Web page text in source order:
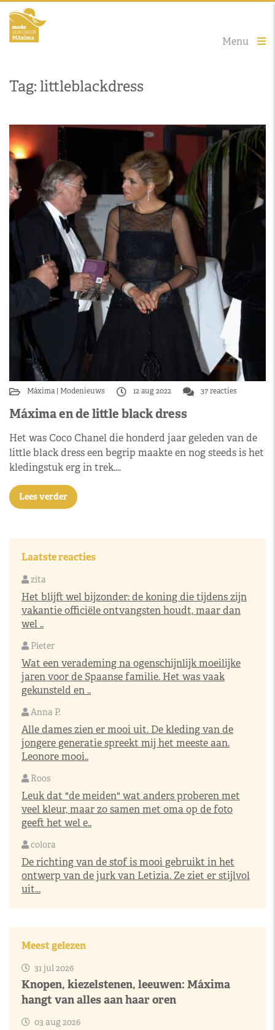
Menu
Tag: littleblackdress
Máxima Modenieuws 12 aug 2022 37 reacties
Máxima en de little black dress
Het was Coco Chanel die honderd jaar geleden van de
little black dress een begrip maakte en nog steeds is het
kledingstuk erg in trek.…
Lees verder
Laatste reacties
zita
Het blijft wel bijzonder: de koning die tijdens zijn
vakantie officiële ontvangsten houdt, maar dan
wel ..
Pieter
Wat een verademing na ogenschijnlijk moeilijke
jaren voor de Spaanse familie. Het was vaak
gekunsteld en ..
Anna P.
Alle dames zien er mooi uit. De kleding van de
jongere generatie spreekt mij het meeste aan.
Leonore mooi..
Roos
Leuk dat "de meiden" wat anders proberen met
veel kleur, maar zo samen met oma op de foto
geeft het wel e..
colora
De richting van de stof is mooi gebruikt in het
ontwerp van de jurk van Letizia. Ze ziet er stijlvol
uit...
Meest gelezen
31 jul 2026
Knopen, kiezelstenen, leeuwen: Máxima
hangt van alles aan haar oren
03 aug 2026